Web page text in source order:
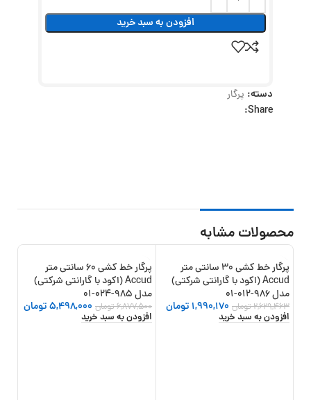
افزودن به سبد خرید
دسته: پرگار
Share:
محصولات مشابه
-24%
پرگار خط کشی 30 سانتی متر
Accud (اکود با گارانتی شرکتی)
مدل 986-012-01
2,629,463تومان 1,990,170 تومان
افزودن به سبد خرید
-20%
پرگار خط کشی 60 سانتی متر
Accud (اکود با گارانتی شرکتی)
مدل 985-024-01
6,877,500تومان 5,498,000تومان
افزودن به سبد خرید